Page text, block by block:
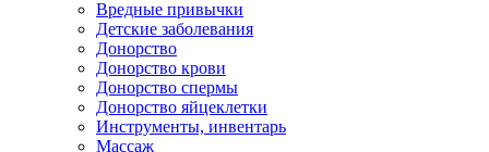
Вредные привычки
Детские заболевания
Донорство
Донорство крови
Донорство спермы
Донорство яйцеклетки
Инструменты, инвентарь
Массаж